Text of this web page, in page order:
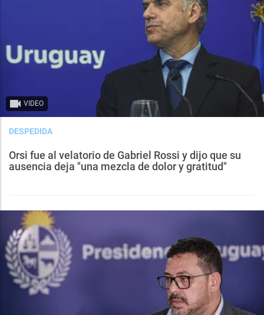
VIDEO
DESPEDIDA
Orsi fue al velatorio de Gabriel Rossi y dijo que su
ausencia deja "una mezcla de dolor y gratitud"